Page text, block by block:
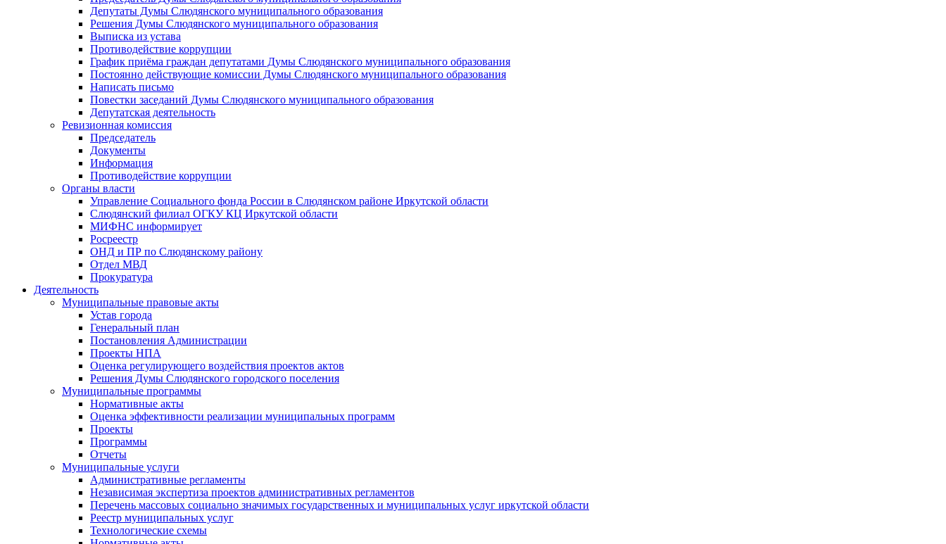
Депутаты Думы Слюдянского муниципального образования
Решения Думы Слюдянского муниципального образования
Выписка из устава
Противодействие коррупции
График приёма граждан депутатами Думы Слюдянского муниципального образования
Постоянно действующие комиссии Думы Слюдянского муниципального образования
Написать письмо
Повестки заседаний Думы Слюдянского муниципального образования
Депутатская деятельность
Ревизионная комиссия
Председатель
Документы
Информация
Противодействие коррупции
Органы власти
Управление Социального фонда России в Слюдянском районе Иркутской области
Слюдянский филиал ОГКУ КЦ Иркутской области
МИФНС информирует
Росреестр
ОНД и ПР по Слюдянскому району
Отдел МВД
Прокуратура
Деятельность
Муниципальные правовые акты
Устав города
Генеральный план
Постановления Администрации
Проекты НПА
Оценка регулирующего воздействия проектов актов
Решения Думы Слюдянского городского поселения
Муниципальные программы
Нормативные акты
Оценка эффективности реализации муниципальных программ
Проекты
Программы
Отчеты
Муниципальные услуги
Административные регламенты
Независимая экспертиза проектов административных регламентов
Перечень массовых социально значимых государственных и муниципальных услуг иркутской области
Реестр муниципальных услуг
Технологические схемы